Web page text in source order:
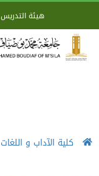
هيئة التدريس
كلية الآداب و اللغات